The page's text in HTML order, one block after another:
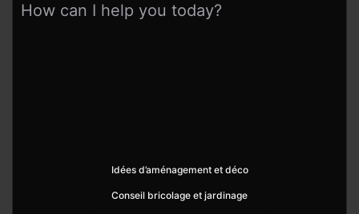
How can I help you today?
Idées d’aménagement et déco
Conseil bricolage et jardinage